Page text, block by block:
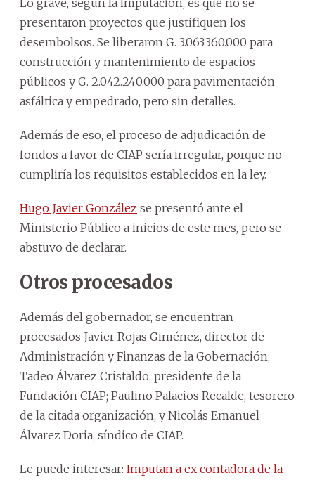
presentaron proyectos que justifiquen los
desembolsos. Se liberaron G. 3.063.360.000 para
construcción y mantenimiento de espacios
públicos y G. 2.042.240.000 para pavimentación
asfáltica y empedrado, pero sin detalles.
Además de eso, el proceso de adjudicación de
fondos a favor de CIAP sería irregular, porque no
cumpliría los requisitos establecidos en la ley.
Hugo Javier González se presentó ante el
Ministerio Público a inicios de este mes, pero se
abstuvo de declarar.
Otros procesados
Además del gobernador, se encuentran
procesados Javier Rojas Giménez, director de
Administración y Finanzas de la Gobernación;
Tadeo Álvarez Cristaldo, presidente de la
Fundación CIAP; Paulino Palacios Recalde, tesorero
de la citada organización, y Nicolás Emanuel
Álvarez Doria, síndico de CIAP.
Le puede interesar: Imputan a ex contadora de la